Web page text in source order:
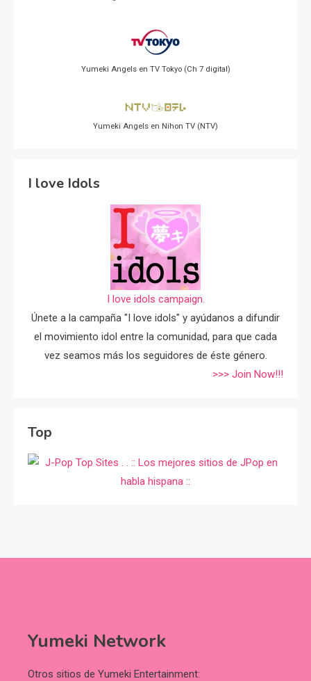
Yumeki Angels en TV Tokyo (Ch 7 digital)
Yumeki Angels en Nihon TV (NTV)
I love Idols
I love idols campaign.
Únete a la campaña "I love idols" y ayúdanos a difundir
el movimiento idol entre la comunidad, para que cada
vez seamos más los seguidores de éste género.
>>> Join Now!!!
Top
Yumeki Network
Otros sitios de Yumeki Entertainment: